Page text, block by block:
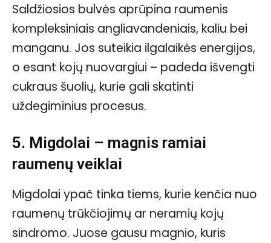
Saldžiosios bulvės aprūpina raumenis
kompleksiniais angliavandeniais, kaliu bei
manganu. Jos suteikia ilgalaikės energijos,
o esant kojų nuovargiui – padeda išvengti
cukraus šuolių, kurie gali skatinti
uždegiminius procesus.
5. Migdolai – magnis ramiai
raumenų veiklai
Migdolai ypač tinka tiems, kurie kenčia nuo
raumenų trūkčiojimų ar neramių kojų
sindromo. Juose gausu magnio, kuris